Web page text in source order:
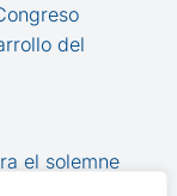
del
el solemne